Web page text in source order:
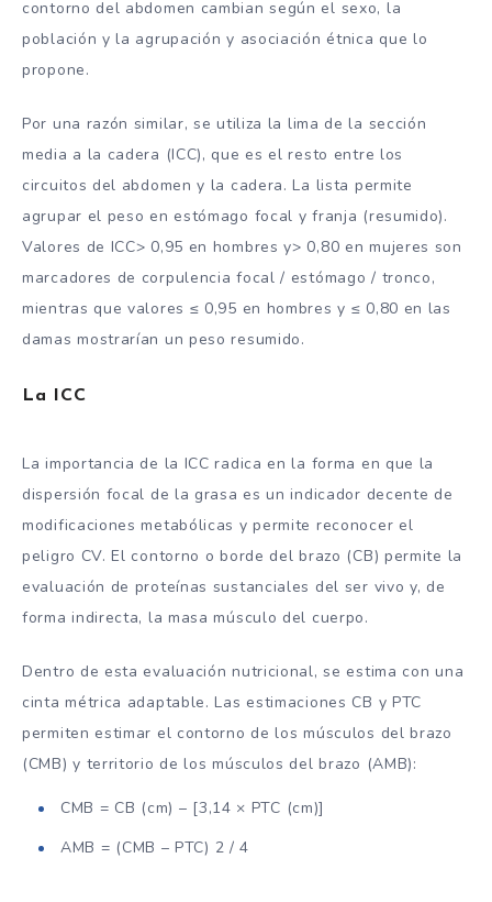
contorno del abdomen cambian según el sexo, la
población y la agrupación y asociación étnica que lo
propone.
Por una razón similar, se utiliza la lima de la sección
media a la cadera (ICC), que es el resto entre los
circuitos del abdomen y la cadera. La lista permite
agrupar el peso en estómago focal y franja (resumido).
Valores de ICC> 0,95 en hombres y> 0,80 en mujeres son
marcadores de corpulencia focal / estómago / tronco,
mientras que valores ≤ 0,95 en hombres y ≤ 0,80 en las
damas mostrarían un peso resumido.
La ICC
La importancia de la ICC radica en la forma en que la
dispersión focal de la grasa es un indicador decente de
modificaciones metabólicas y permite reconocer el
peligro CV. El contorno o borde del brazo (CB) permite la
evaluación de proteínas sustanciales del ser vivo y, de
forma indirecta, la masa músculo del cuerpo.
Dentro de esta evaluación nutricional, se estima con una
cinta métrica adaptable. Las estimaciones CB y PTC
permiten estimar el contorno de los músculos del brazo
(CMB) y territorio de los músculos del brazo (AMB):
CMB = CB (cm) – [3,14 × PTC (cm)]
AMB = (CMB – PTC) 2 / 4